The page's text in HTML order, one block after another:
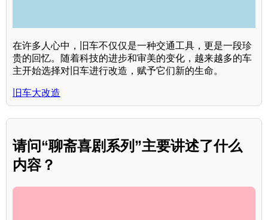
在许多人心中，旧车不仅仅是一种交通工具，更是一段珍
贵的回忆。随着科技的进步和审美的变化，越来越多的车
主开始选择对旧车进行改造，赋予它们新的生命。
旧车大改造
请问“聊斋喜剧系列”主要讲述了什么
内容？